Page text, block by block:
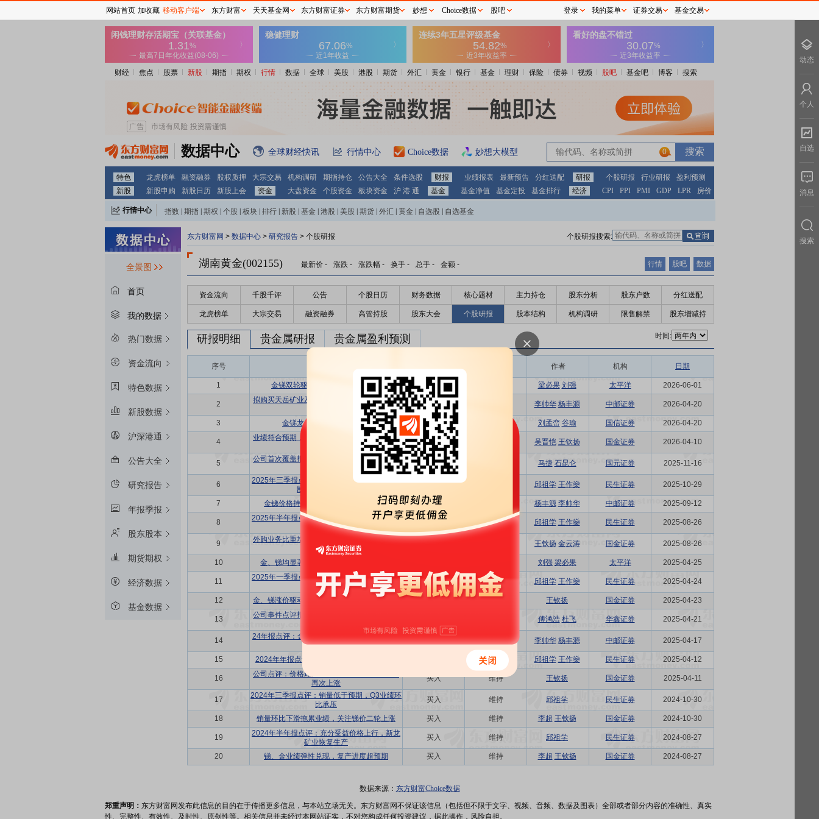
财经 焦点 股票 新股 期指 期权 行情 数据 全球 美股 港股 期货 外汇 黄金 银行 基金 理财 保险 债券 视频 股吧 基金吧 博客 搜索
数据中心 全球财经快讯 行情中心 Choice数据 妙想大模型 0
特色 龙虎榜单 融资融券 股权质押 大宗交易 机构调研 期指持仓 公告大全 条件选股 财报 业绩报表 最新预告 分红送配 研报 个股研报 行业研报
盈利预测
新股
新股申购 新股日历 新股上会 资金 大盘资金 个股资金 板块资金 沪 港 通 基金 基金净值 基金定投 基金排行 经济 CPI PPI PMI GDP LPR 房价
行情中心 指数 期指 期权 个股 板块 排行 新股 基金 港股 美股 期货 外汇 黄金 自选股 自选基金
全景图
首页
我的数据
热门数据
资金流向
特色数据
新股数据
沪深港通
公告大全
研究报告
年报季报
股东股本
期货期权
经济数据
基金数据
东方财富网 > 数据中心 > 研究报告 > 个股研报 个股研报搜索:
湖南黄金(002155) 最新价 - 涨跌 - 涨跌幅 - 换手 - 总手 - 金额 - 行情 股吧 数据
资金流向 千股千评 公告 个股日历 财务数据 核心题材 主力持仓 股东分析 股东户数 分红送配
龙虎榜单 大宗交易 融资融券 高管持股 股东大会 个股研报 股本结构 机构调研 限售解禁 股东增减持
时间:
研报明细 贵金属研报 贵金属盈利预测
序号
评级
作者 机构 日期
1 金锑双轮驱动，远期成长空间广阔 买入 梁必果 刘强 太平洋 2026-06-01
2
拟购买天岳矿业及中南冶炼，打开远期增长空
买入 李帅华 杨丰源 中邮证券 2026-04-20
3 金锑龙头，万古金矿待放量 增持 刘孟峦 谷瑜 国信证券 2026-04-20
4
业绩符合预期，关注锑价回升和万古矿区整合
买入 吴晋恺 王钦扬 国金证券 2026-04-10
5
公司首次覆盖报告：老牌国企金锑龙头，双轮
增持 马捷 石昆仑 国元证券 2025-11-16
6
2025年三季报点评：业绩略低于预期，出口限
制导致锑销售受限
买入 邱祖学 王作燊 民生证券 2025-10-29
7 金锑价格持续向好，静待公司业绩释放 买入 杨丰源 李帅华 中邮证券 2025-09-12
8
2025年半年报点评：金锑价格共振上行，锑销
量影响业绩
买入 维持 邱祖学 王作燊 民生证券 2025-08-26
9
外购业务比重增加拖累盈利水平，看好锑价回
涨
王钦扬 金云涛 国金证券 2025-08-26
10 金、锑均显著上涨，一季度业绩实现高增 刘强 梁必果 太平洋 2025-04-25
11
2025年一季报点评：金锑共振抬升利润，资源
潜力大
买入 维持 邱祖学 王作燊 民生证券 2025-04-24
12 金、锑涨价驱动业绩大增，看好全年业绩表现 王钦扬 国金证券 2025-04-23
13
公司事件点评报告：受益于金锑价格上行，公
傅鸿浩 杜飞 华鑫证券 2025-04-21
14
24年报点评：金锑两翼齐飞，业绩有望持续增
长
买入 维持 李帅华 杨丰源 中邮证券 2025-04-17
15 2024年年报点评：金锑共振，业绩表现亮眼 维持 邱祖学 王作燊 民生证券 2025-04-12
16
公司点评：价格环比下跌拖累业绩，关注锑价
再次上涨
买入 维持 王钦扬 国金证券 2025-04-11
17
2024年三季报点评：销量低于预期，Q3业绩环
比承压
买入 维持 邱祖学 民生证券 2024-10-30
18 销量环比下滑拖累业绩，关注锑价二轮上涨 买入 维持 李超 王钦扬 国金证券 2024-10-30
19
2024年半年报点评：充分受益价格上行，新龙
矿业恢复生产
买入 维持 邱祖学 民生证券 2024-08-27
20 锑、金业绩弹性兑现，复产进度超预期 买入 维持 李超 王钦扬 国金证券 2024-08-27
数据来源： 东方财富Choice数据
郑重声明： 东方财富网发布此信息的目的在于传播更多信息，与本站立场无关。东方财富网不保证该信息（包括但不限于文字、视频、音频、数据及图表）全部或者部分内容的准确性、真实
性、完整性、有效性、及时性、原创性等。相关信息并未经过本网站证实，不对您构成任何投资建议，据此操作，风险自担。
网站首页 加收藏 移动客户端 东方财富 天天基金网 东方财富证券 东方财富期货 妙想 Choice数据 股吧 登录 我的菜单 证券交易 基金交易
动态
个人
自选
消息
搜索